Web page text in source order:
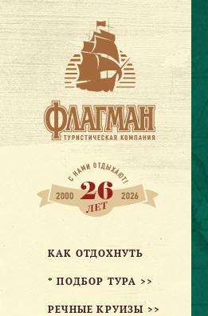
КАК ОТДОХНУТЬ
* ПОДБОР ТУРА >>
РЕЧНЫЕ КРУИЗЫ >>